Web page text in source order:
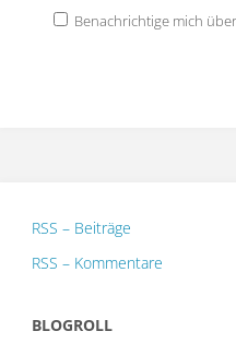
Benachrichtige mich
RSS – Beiträge
RSS – Kommentare
BLOGROLL